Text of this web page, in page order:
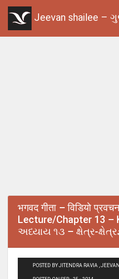
Jeevan shailee –
भगवद गीता – विडियो
Lecture/Chapter 13 –
અધ્યાય ૧૩ – ક્ષેત્ર-
POSTED BY JITENDRA RAVIA ,